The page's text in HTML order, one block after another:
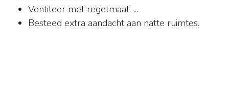
Ventileer met regelmaat. ...
Besteed extra aandacht aan natte ruimtes.